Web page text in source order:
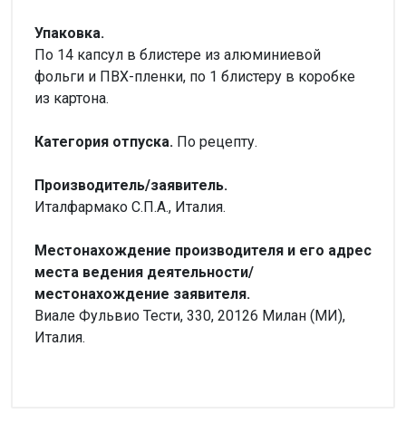
Упаковка.
По 14 капсул в блистере из алюминиевой
фольги и ПВХ-пленки, по 1 блистеру в коробке
из картона.
Категория отпуска. По рецепту.
Производитель/заявитель.
Италфармако С.П.А., Италия.
Местонахождение производителя и его адрес
места ведения деятельности/
местонахождение заявителя.
Виале Фульвио Тести, 330, 20126 Милан (МИ),
Италия.